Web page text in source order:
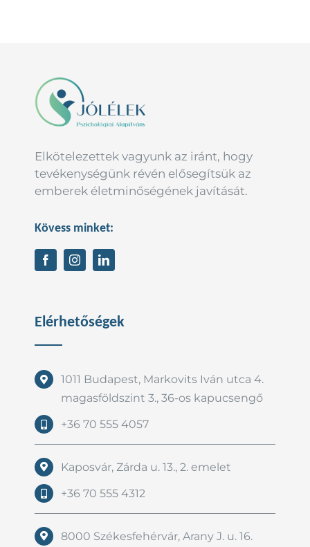
Elkötelezettek vagyunk az iránt, hogy
tevékenységünk révén elősegítsük az
emberek életminőségének javítását.
Kövess minket:
Elérhetőségek
1011 Budapest, Markovits Iván utca 4.
magasföldszint 3., 36-os kapucsengő
+36 70 555 4057
Kaposvár, Zárda u. 13., 2. emelet
+36 70 555 4312
8000 Székesfehérvár, Arany J. u. 16.